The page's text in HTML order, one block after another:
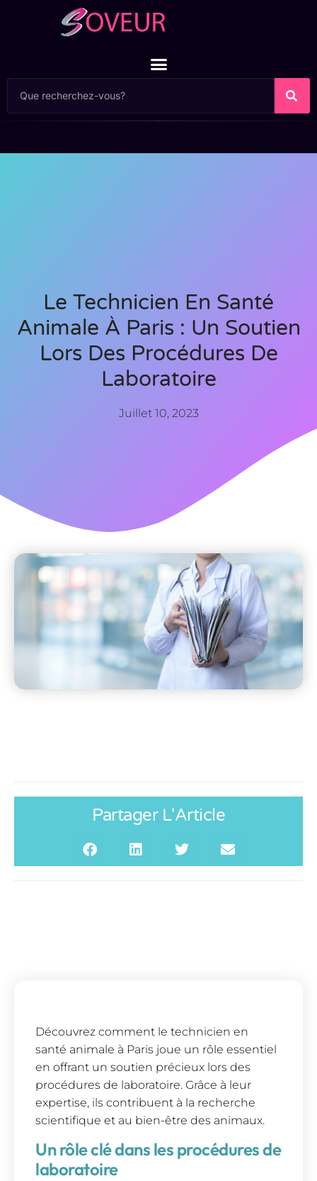
Le Technicien En Santé
Animale À Paris : Un Soutien
Lors Des Procédures De
Laboratoire
Juillet 10, 2023
Partager L'Article
Découvrez comment le technicien en
santé animale à Paris joue un rôle essentiel
en offrant un soutien précieux lors des
procédures de laboratoire. Grâce à leur
expertise, ils contribuent à la recherche
scientifique et au bien-être des animaux.
Un rôle clé dans les procédures de
laboratoire